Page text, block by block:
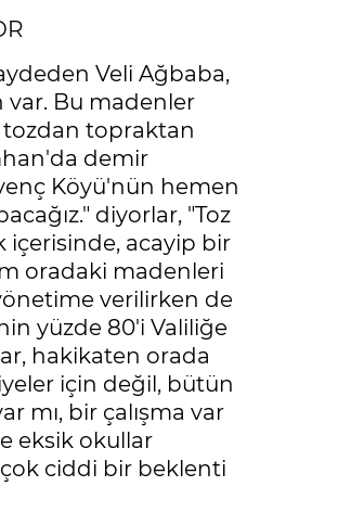
Veli Ağbaba,
var. Bu madenler
tozdan topraktan
demir
Köyü'nün hemen
diyorlar, "Toz
içerisinde, acayip bir
oradaki madenleri
verilirken de
yüzde 80'i Valiliğe
hakikaten orada
için değil, bütün
mı, bir çalışma var
eksik okullar
çok ciddi bir beklenti